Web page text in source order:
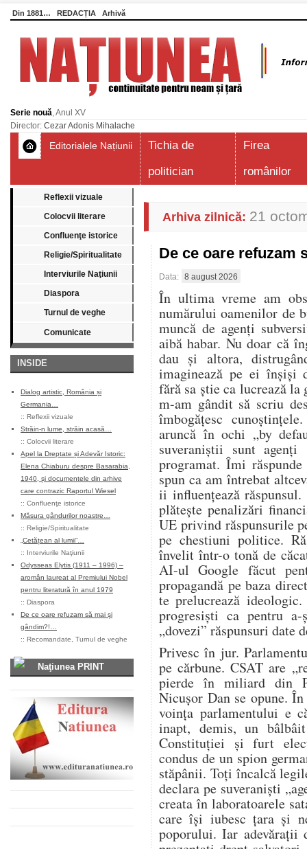
Din 1881… REDACȚIA Arhivă
Serie nouă, Anul XV
Director: Cezar Adonis Mihalache
Editorialele Națiunii
Tichia de
politician
Firea
românilor
Reflexii vizuale
Colocvii literare
Confluenţe istorice
Religie/Spiritualitate
Interviurile Naţiunii
Diaspora
Turnul de veghe
Comunicate
INSIDE
Dialog artistic, România și
Germania…
:: Reflexii vizuale
Străin-n lume, străin acasă…
:: Colocvii literare
Apel la Dreptate și Adevăr Istoric:
Elena Chiaburu despre Basarabia,
1940, și documentele din arhive
care contrazic Raportul Wiesel
:: Confluenţe istorice
Măsura gândurilor noastre…
:: Religie/Spiritualitate
„Cetățean al lumii”…
:: Interviurile Naţiunii
Odysseas Elytis (1911 – 1996) –
aromân laureat al Premiului Nobel
pentru literatură în anul 1979
:: Diaspora
De ce oare refuzam să mai și
gândim?!…
:: Recomandate Turnul de veghe
Naţiunea PRINT
Arhiva zilnică: 21
De ce oare
Data: 8 august 2026
În ultima vreme am
numărului oamenilor de
muncă de agenți
aibă habar. Nu doar că
dau și altora,
imaginează pe ei înșiși
fără sa știe ca lucrează
m-am gândit să scriu
îmbogățesc
aruncă în ochi „by
suveraniștii sunt
programat. Îmi
spun ca am întrebat
ii influențează
plătește penalizări
UE privind răspunsurile
pe chestiuni politice.
învelit într-o tonă de
AI-ul Google făcut
propagandă pe baza
te prelucrează
progresiști ca pentru
„dovezi” răspunsuri date
Privesc în jur.
pe cărbune. CSAT are
pierde în miliard din
Nicușor Dan se opune.
voința parlamentului e
inapt, demis, un
Constituției și furt
condus de un spion
stăpânii. Toți încalcă
declara pe suveraniști
creata în laboratoarele
care își iubesc țara și
poporului. Iar adevărații